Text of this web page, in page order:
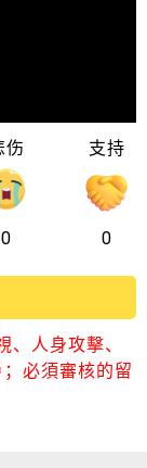
伤
0
支持
0
人身攻擊、
必須審核的留